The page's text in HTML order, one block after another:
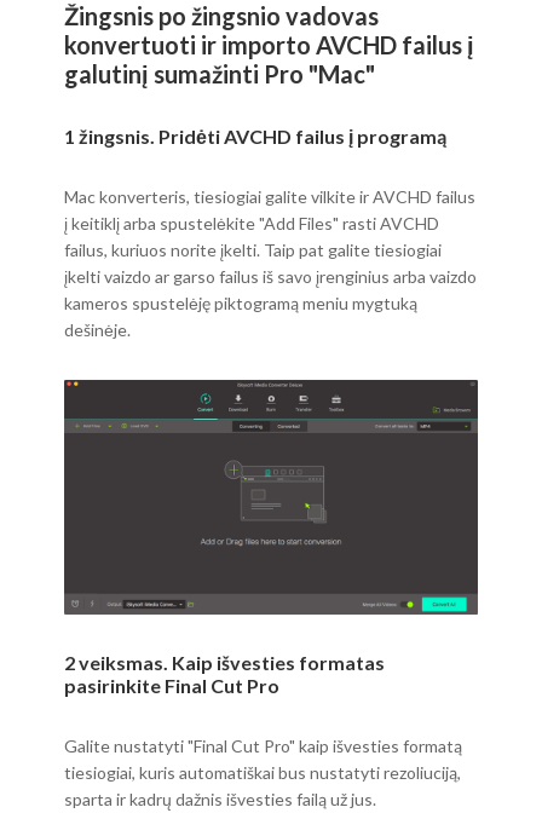
Žingsnis po žingsnio vadovas
konvertuoti ir importo AVCHD failus į
galutinį sumažinti Pro "Mac"
1 žingsnis. Pridėti AVCHD failus į programą
Mac konverteris, tiesiogiai galite vilkite ir AVCHD failus
į keitiklį arba spustelėkite "Add Files" rasti AVCHD
failus, kuriuos norite įkelti. Taip pat galite tiesiogiai
įkelti vaizdo ar garso failus iš savo įrenginius arba vaizdo
kameros spustelėję piktogramą meniu mygtuką
dešinėje.
2 veiksmas. Kaip išvesties formatas
pasirinkite Final Cut Pro
Galite nustatyti "Final Cut Pro" kaip išvesties formatą
tiesiogiai, kuris automatiškai bus nustatyti rezoliuciją,
sparta ir kadrų dažnis išvesties failą už jus.